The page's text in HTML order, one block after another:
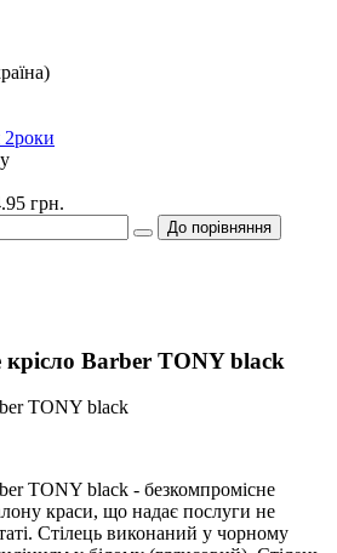
2роки
грн.
До порівняння
Barber TONY black
TONY black
TONY black - безкомпромісне
краси, що надає послуги не
Стілець виконаний у чорному